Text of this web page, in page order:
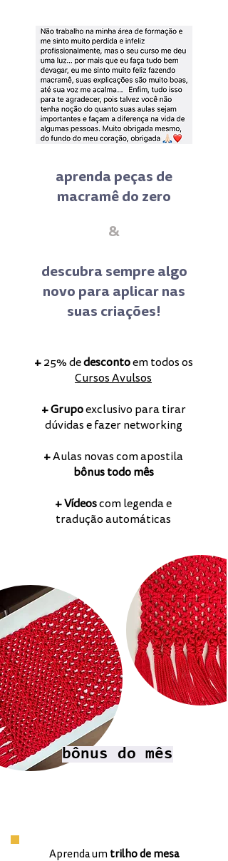
aprenda peças de
macramê do zero
&
descubra sempre algo
novo para aplicar nas
suas criações!
+25% dedescontoem todos os
Cursos Avulsos
+Grupoexclusivo para tirar
dúvidas e fazer networking
+Aulas novas com apostila
bônus todo mês
+Vídeoscom legenda e
tradução automáticas
bônus do mês
Aprenda um trilho de mesa